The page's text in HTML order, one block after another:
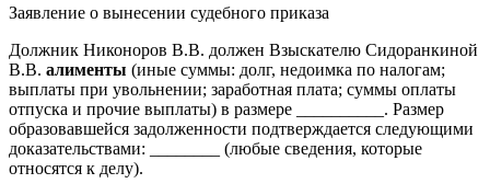
Заявление о вынесении судебного приказа
Должник Никоноров В.В. должен Взыскателю Сидоранкиной
В.В. алименты (иные суммы: долг, недоимка по налогам;
выплаты при увольнении; заработная плата; суммы оплаты
отпуска и прочие выплаты) в размере __________. Размер
образовавшейся задолженности подтверждается следующими
доказательствами: ________ (любые сведения, которые
относятся к делу).